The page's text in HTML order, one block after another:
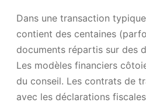
Dans une transaction
contient des centaines
documents répartis sur des
Les modèles financiers
du conseil. Les contrats de
avec les déclarations